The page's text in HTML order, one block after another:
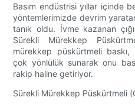
Basım endüstrisi yıllar içinde
yöntemlerimizde devrim
tanık oldu. İvme kazanan
Sürekli Mürekkep
mürekkep püskürtmeli
çok yönlülük sunarak onu
rakip haline getiriyor.
Sürekli Mürekkep Püskürtmeli